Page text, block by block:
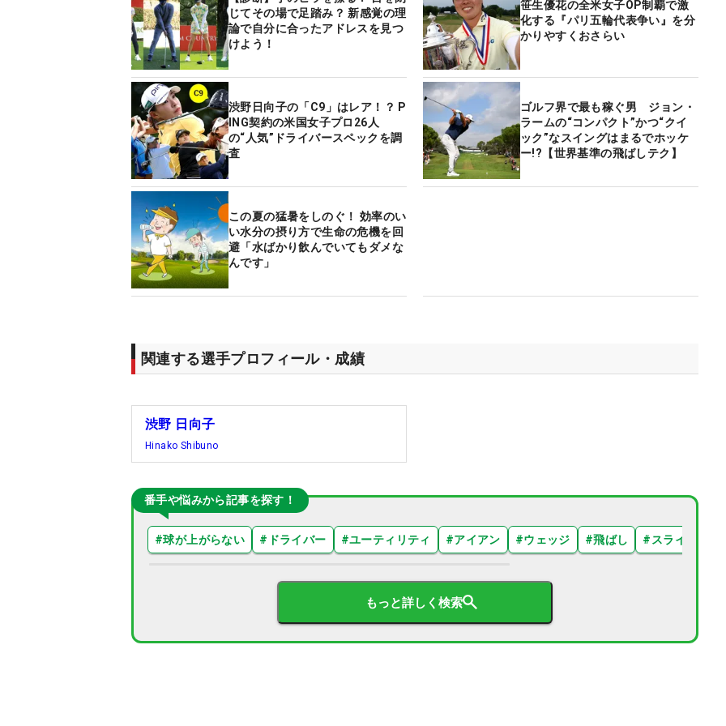
じてその場で足踏み？ 新感覚の理
論で自分に合ったアドレスを見つ
けよう！
笹生優花の全米女子OP制覇で激
化する『パリ五輪代表争い』を分
かりやすくおさらい
渋野日向子の「C9」はレア！？ P
ING契約の米国女子プロ26人
の“人気”ドライバースペックを調
査
ゴルフ界で最も稼ぐ男 ジョン・
ラームの“コンパクト”かつ“クイ
ック”なスイングはまるでホッケ
ー!?【世界基準の飛ばしテク】
この夏の猛暑をしのぐ！ 効率のい
い水分の摂り方で生命の危機を回
避「水ばかり飲んでいてもダメな
んです」
関連する選手プロフィール・成績
渋野 日向子
Hinako Shibuno
番手や悩みから記事を探す！
#球が上がらない # ドライバー #ユーティリティ #アイアン #ウェッジ #飛ばし # スライス
もっと詳しく検索